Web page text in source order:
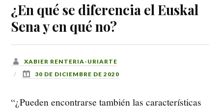
¿En qué se diferencia el Euskal
Sena y en qué no?
XABIER RENTERIA-URIARTE
30 DE DICIEMBRE DE 2020
“¿Pueden encontrarse también las características